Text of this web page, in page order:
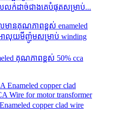
ក់ដាច់ជាងគេបំផុតសម្រាប់...
គុណភាពខ្ពស់ 50% cca
copper clad wire